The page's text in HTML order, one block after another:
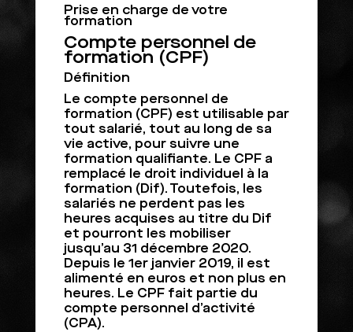
Prise en charge de votre
formation
Compte personnel de
formation (CPF)
Définition
Le compte personnel de
formation (CPF) est utilisable par
tout salarié, tout au long de sa
vie active, pour suivre une
formation qualifiante. Le CPF a
remplacé le droit individuel à la
formation (Dif). Toutefois, les
salariés ne perdent pas les
heures acquises au titre du Dif
et pourront les mobiliser
jusqu’au 31 décembre 2020.
Depuis le 1er janvier 2019, il est
alimenté en euros et non plus en
heures. Le CPF fait partie du
compte personnel d’activité
(CPA).